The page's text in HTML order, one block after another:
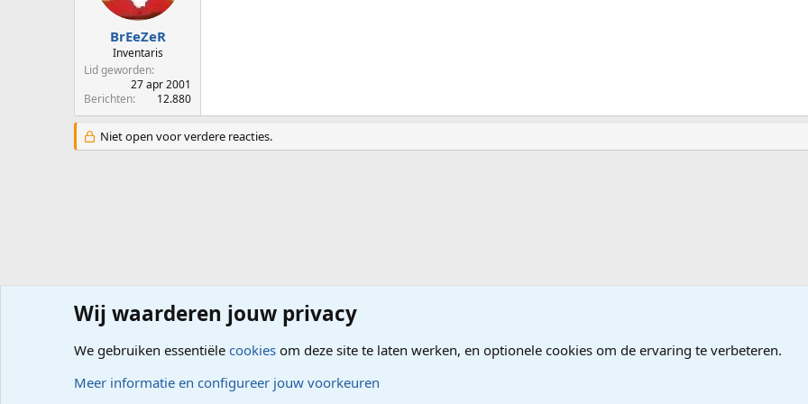
BrEeZeR
Inventaris
Lid geworden
27 apr 2001
Berichten
12.880
Niet open voor verdere reacties.
Forums Computerproblemen Software Foto- Video- Geluidbewerking
Wij waarderen jouw privacy
We gebruiken essentiële cookies om deze site te laten werken, en optionele cookies om de ervaring te verbeteren.
Meer informatie en configureer jouw voorkeuren